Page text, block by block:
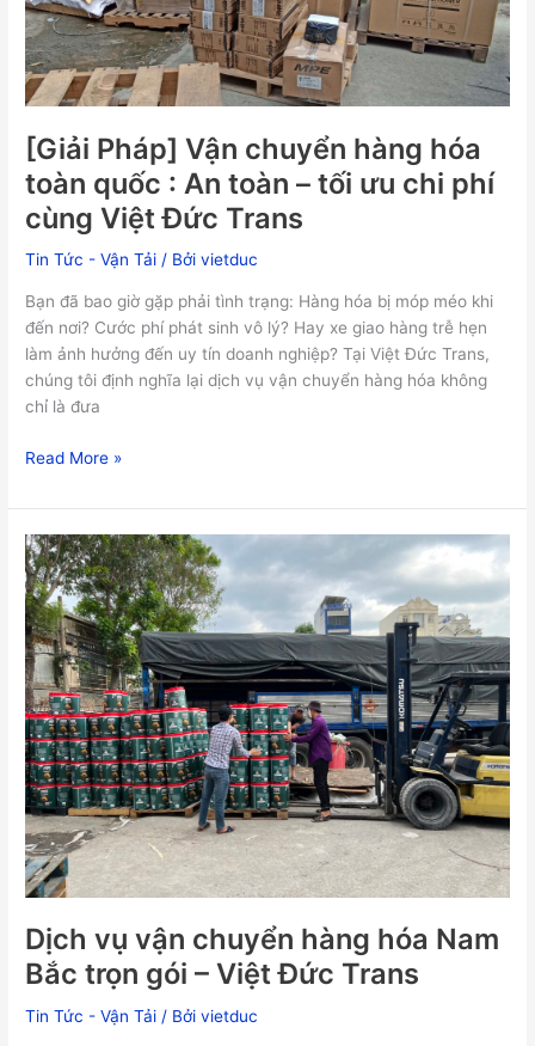
[Giải Pháp] Vận chuyển hàng hóa
toàn quốc : An toàn – tối ưu chi phí
cùng Việt Đức Trans
Tin Tức - Vận Tải / Bởivietduc
Bạn đã bao giờ gặp phải tình trạng: Hàng hóa bị móp méo khi
đến nơi? Cước phí phát sinh vô lý? Hay xe giao hàng trễ hẹn
làm ảnh hưởng đến uy tín doanh nghiệp? Tại Việt Đức Trans,
chúng tôi định nghĩa lại dịch vụ vận chuyển hàng hóa không
chỉ là đưa
hóa
toàn
quốc
toàn
–
tối
ưu
chi
cùng
Việt
Đức
Trans
Read More »
Dịch vụ vận chuyển hàng hóa Nam
Bắc trọn gói – Việt Đức Trans
Tin Tức - Vận Tải / Bởivietduc
Dịch
vụ
vận
chuyển
hàng
hóa
Nam
Bắc
trọn
gói
–
Việt
Đức
Trans